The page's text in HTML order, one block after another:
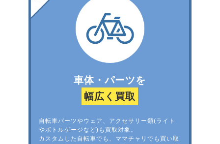
車体・パーツを
幅広く買取
自転車パーツやウェア、アクセサリー類(ライト
やボトルゲージなど)も買取対象。
カスタムした自転車でも、ママチャリでも買い取